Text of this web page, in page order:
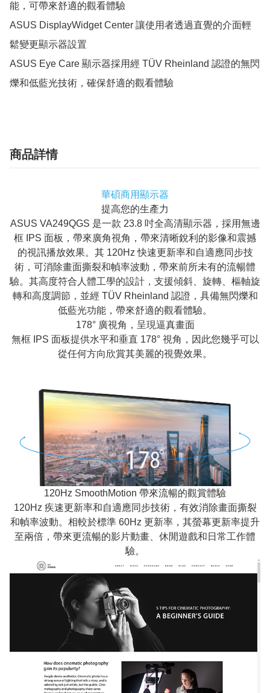
能，可帶來舒適的觀看體驗
ASUS DisplayWidget Center 讓使用者透過直覺的介面輕
鬆變更顯示器設置
ASUS Eye Care 顯示器採用經 TÜV Rheinland 認證的無閃
爍和低藍光技術，確保舒適的觀看體驗
商品詳情
華碩商用顯示器
提高您的生產力
ASUS VA249QGS 是一款 23.8 吋全高清顯示器，採用無邊
框 IPS 面板，帶來廣角視角，帶來清晰銳利的影像和震撼
的視訊播放效果。其 120Hz 快速更新率和自適應同步技
術，可消除畫面撕裂和幀率波動，帶來前所未有的流暢體
驗。其高度符合人體工學的設計，支援傾斜、旋轉、樞軸旋
轉和高度調節，並經 TÜV Rheinland 認證，具備無閃爍和
低藍光功能，帶來舒適的觀看體驗。
178° 廣視角，呈現逼真畫面
無框 IPS 面板提供水平和垂直 178° 視角，因此您幾乎可以
從任何方向欣賞其美麗的視覺效果。
120Hz SmoothMotion 帶來流暢的觀賞體驗
120Hz 疾速更新率和自適應同步技術，有效消除畫面撕裂
和幀率波動。相較於標準 60Hz 更新率，其螢幕更新率提升
至兩倍，帶來更流暢的影片動畫、休閒遊戲和日常工作體
驗。